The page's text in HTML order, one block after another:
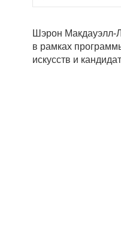
Шэрон Макдауэлл-
в рамках
искусств и